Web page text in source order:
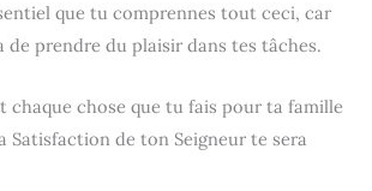
que tu comprennes tout ceci, car
de prendre du plaisir dans tes tâches.
chaque chose que tu fais pour ta famille
Satisfaction de ton Seigneur te sera